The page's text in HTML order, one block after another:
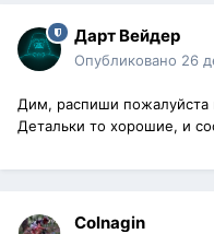
Дарт Вейдер
Опубликовано 26
Дим, распиши пожалуйста
Детальки то хорошие, и
Colnagin